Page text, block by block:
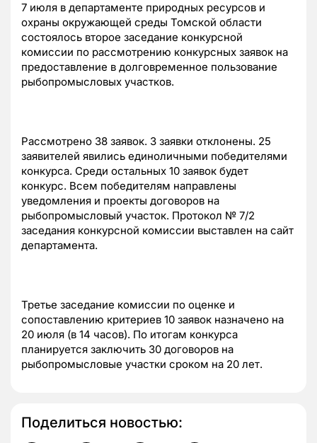
7 июля в департаменте природных ресурсов и
охраны окружающей среды Томской области
состоялось второе заседание конкурсной
комиссии по рассмотрению конкурсных заявок на
предоставление в долговременное пользование
рыбопромысловых участков.
Рассмотрено 38 заявок. 3 заявки отклонены. 25
заявителей явились единоличными победителями
конкурса. Среди остальных 10 заявок будет
конкурс. Всем победителям направлены
уведомления и проекты договоров на
рыбопромысловый участок. Протокол № 7/2
заседания конкурсной комиссии выставлен на сайт
департамента.
Третье заседание комиссии по оценке и
сопоставлению критериев 10 заявок назначено на
20 июля (в 14 часов). По итогам конкурса
планируется заключить 30 договоров на
рыбопромысловые участки сроком на 20 лет.
Поделиться новостью: